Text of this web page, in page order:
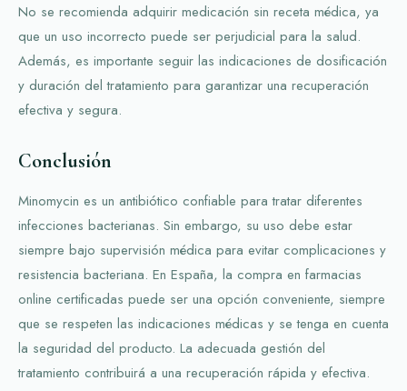
No se recomienda adquirir medicación sin receta médica, ya
que un uso incorrecto puede ser perjudicial para la salud.
Además, es importante seguir las indicaciones de dosificación
y duración del tratamiento para garantizar una recuperación
efectiva y segura.
Conclusión
Minomycin es un antibiótico confiable para tratar diferentes
infecciones bacterianas. Sin embargo, su uso debe estar
siempre bajo supervisión médica para evitar complicaciones y
resistencia bacteriana. En España, la compra en farmacias
online certificadas puede ser una opción conveniente, siempre
que se respeten las indicaciones médicas y se tenga en cuenta
la seguridad del producto. La adecuada gestión del
tratamiento contribuirá a una recuperación rápida y efectiva.